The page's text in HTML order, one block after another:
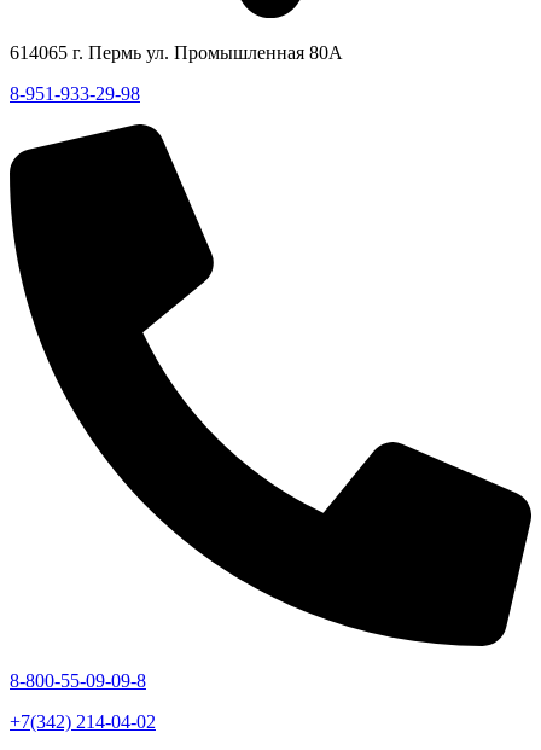
614065 г. Пермь ул. Промышленная 80А
8-951-933-29-98
8-800-55-09-09-8
+7(342) 214-04-02